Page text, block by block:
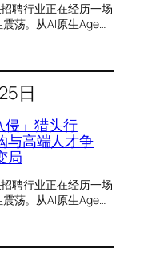
聘行业正在经历一场
荡。从AI原生Age…
日
侵」猎头行
与高端人才争
局
聘行业正在经历一场
荡。从AI原生Age…